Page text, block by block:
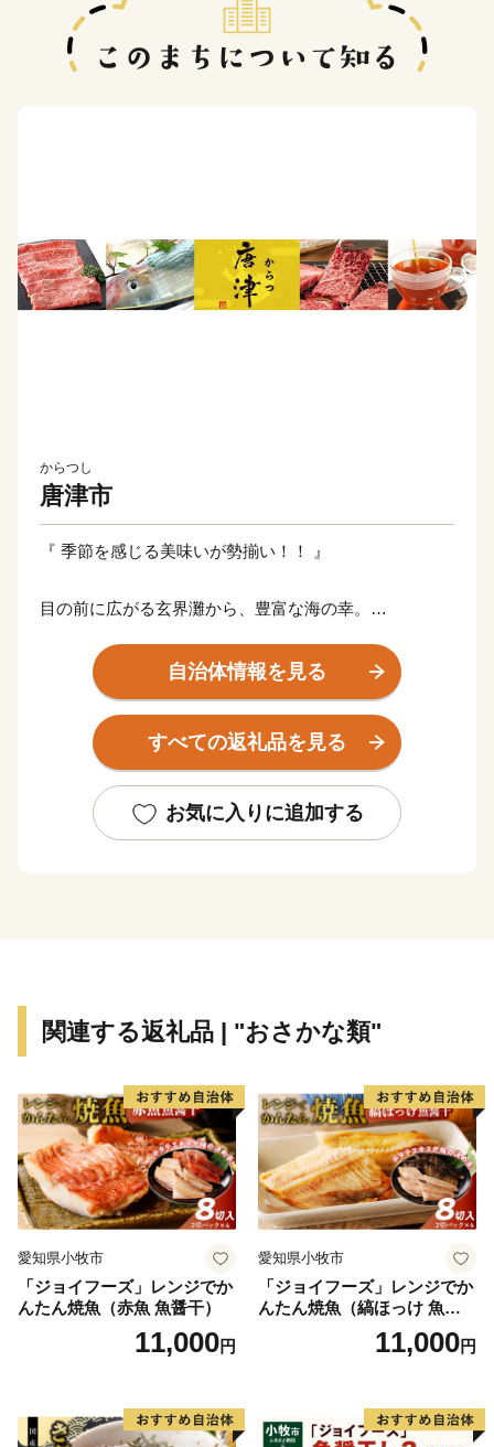
からつし
唐津市
『 季節を感じる美味いが勢揃い！！ 』
目の前に広がる玄界灘から、豊富な海の幸。
やお野菜。
そして、その恵みで育った唐津が誇る、
ブランド牛「佐賀牛」、ブランド豚「肥前さくらポー
それだけではなく、伝統・歴史・文化も素晴らしいまち
ぜひ、お試し下さいませ♪
自治体情報を見る
すべての返礼品を見る
お気に入りに追加する
関連する返礼品 | "おさかな類"
愛知県小牧市
「ジョイフーズ」レンジでか
んたん焼魚（赤魚 魚醤干）
11,000円
愛知県小牧市
「ジョイフーズ」レンジでか
んたん焼魚（縞ほっけ 魚醤
11,000円